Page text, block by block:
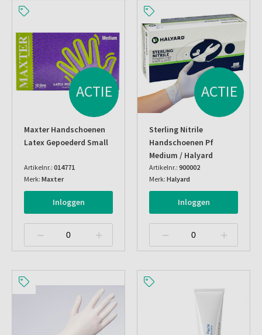
ACTIE
Maxter Handschoenen
Latex Gepoederd Small
Artikelnr.: 014771
Merk: Maxter
Inloggen
ACTIE
Sterling Nitrile
Handschoenen Pf
Medium / Halyard
Artikelnr.: 900002
Merk: Halyard
Inloggen